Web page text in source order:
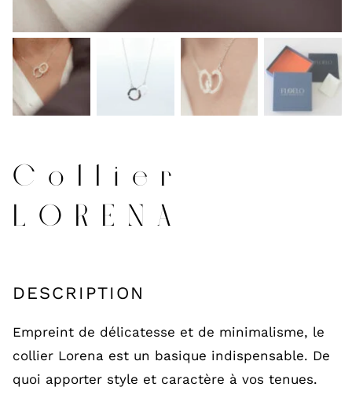
Collier
LORENA
DESCRIPTION
Empreint de délicatesse et de minimalisme, le
collier Lorena est un basique indispensable. De
quoi apporter style et caractère à vos tenues.